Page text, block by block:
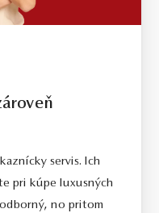
servis. Ich
pri kúpe luxusných
no pritom